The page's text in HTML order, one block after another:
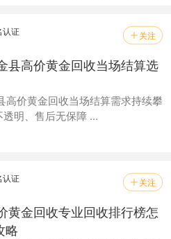
 关注
认证
县高价黄金回收当场结算选
高价黄金回收当场结算需求持续攀
明、售后无保障 ...
 关注
认证
黄金回收专业回收排行榜怎
略